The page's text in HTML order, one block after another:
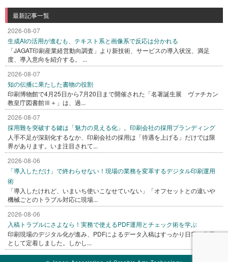
最新記事一覧
2026-08-07
生成AIの活用が進むも、テキスト系と画像系で反応は分かれる
「JAGAT印刷産業経営動向調査」より新技術、サービスの導入状況、満足
度、導入意向を紹介する。 ...
2026-08-07
知の伝播に果たした書物の役割
印刷博物館で4月25日から7月20日まで開催された「名著誕生展 ヴァチカン
教皇庁図書館Ⅲ＋」は、過...
2026-08-07
採用難を突破する鍵は「魅力の見える化」。印刷会社の採用ブランディング
人手不足が深刻化するなか、印刷会社の採用は「待遇を上げる」だけでは限
界があります。いま注目されて...
2026-08-06
「導入しただけ」で終わらせない！現場の業務を変革するデジタル印刷運用
術
「導入したけれど、いまいち使いこなせていない」「オフセットとの違いや
機械ごとのトラブル対応に現場...
2026-08-06
入稿トラブルにさよなら！実務で使えるPDF運用とチェック術を学ぶ
印刷現場のデジタル化が進み、PDFによるデータ入稿はすっかり日常の作業
として定着しました。しかし...